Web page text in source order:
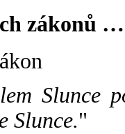
zákonů …
Slunce
Slunce."